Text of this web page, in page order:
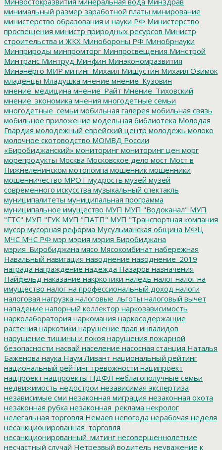
минимальный размер заработной платы минирование
министерство образования и науки РФ Министерство
просвещения министр природных ресурсов Министр
строительства и ЖКХ Минобороны РФ Минобрнауки
Минприроды минпромторг Минпросвещения Минстрой
Минтранс Минтруд Минфин Минэкономразвития
Минэнерго МИР митинг Михаил Мишустин Михаил Озимок
младенцы Младушка мнение мнение_Кузовин
мнение_медицина мнение_Райт Мнение_Тиховский
мнение_экономика мнения многодетные семьи
многодетные_семьи мобильная галерея мобильная связь
мобильное приложение модельная библиотека Молодая
Гвардия молодежный еврейский центр молодежь молоко
молочное скотоводство МОМВД России
«Биробиджанский» мониторинг мониторинг цен морг
морепродукты Москва Московское дело мост Мост в
Нижнеленинском мотопомпа мошенник мошенники
мошенничество МРОТ мудрость музей музей
современного искусства музыкальный спектакль
муниципалитеты муниципальная программа
муниципальное имущество МУП МУП "Водоканал" МУП
"ГТС" МУП "ГУК МУП "ПАТП" МУП "Транспортная компания
мусор мусорная реформа Мусульманская община МФЦ
МЧС МЧС РФ мэр мэрия мэрия Биробиджана
мэрия_Биробиджана мясо Мясокомбинат набережная
Навальный навигация наводнение наводнение_2019
награда награждение надежда Назаров назначения
Найфельд наказание накркотики наледь налог налог на
имущество налог на профессиональный доход налоги
налоговая нагрузка налоговые_льготы налоговый вычет
нападение напорный коллектор наркозависимость
нарколаборатория наркомания наркосодержащие
растения наркотики нарушение прав инвалидов
нарушение тишины и покоя нарушения пожарной
безопасности насвай население насосная станция Наталья
Баженова наука Наум Ливант национальный рейтинг
национальный рейтинг тревожности наципроект
нацпроект нацпроекты НДФЛ неблагополучные семьи
недвижимость недострои независимая экспертиза
независимые сми незаконная миграция незаконная охота
незаконная рубка незаконная_реклама некролог
нелегальная торговля Немаев непогода нерабочая неделя
несанкционированная_торговля
несанкционированный_митинг несовершеннолетние
несчастный случай Нетрезвый водитель неуважение к